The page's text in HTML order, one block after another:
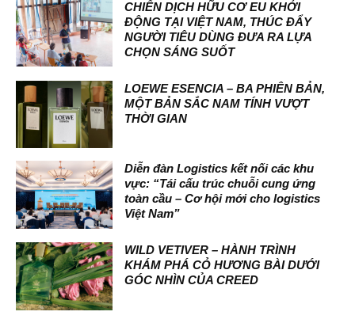
CHIẾN DỊCH HỮU CƠ EU KHỞI
ĐỘNG TẠI VIỆT NAM, THÚC ĐẨY
NGƯỜI TIÊU DÙNG ĐƯA RA LỰA
CHỌN SÁNG SUỐT
LOEWE ESENCIA – BA PHIÊN BẢN,
MỘT BẢN SẮC NAM TÍNH VƯỢT
THỜI GIAN
Diễn đàn Logistics kết nối các khu
vực: “Tái cấu trúc chuỗi cung ứng
toàn cầu – Cơ hội mới cho logistics
Việt Nam”
WILD VETIVER – HÀNH TRÌNH
KHÁM PHÁ CỎ HƯƠNG BÀI DƯỚI
GÓC NHÌN CỦA CREED